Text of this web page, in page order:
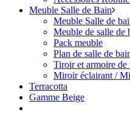
Meuble Salle de Bain
Meuble Salle de
Meuble de salle de
Pack meuble
Plan de salle de
Tiroir et armoire de
Miroir éclairant /
Terracotta
Gamme Beige